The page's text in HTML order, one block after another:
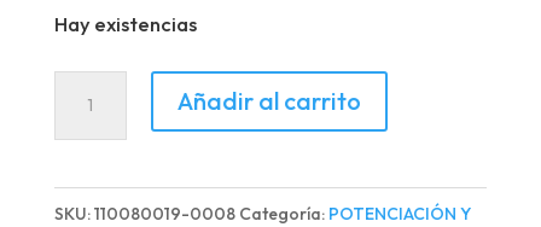
Hay existencias
MB
Añadir al carrito
SKU:110080019-0008 Categoría: POTENCIACIÓN Y